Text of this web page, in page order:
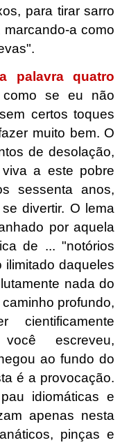
para tirar sarro
a como
palavra quatro
se eu não
certos toques
muito bem. O
de desolação,
a este pobre
sessenta anos,
divertir. O lema
por aquela
de ... "notórios
ilimitado daqueles
nada do
profundo,
cientificamente
escreveu,
ao fundo do
é a provocação.
idiomáticas e
apenas nesta
pinças e